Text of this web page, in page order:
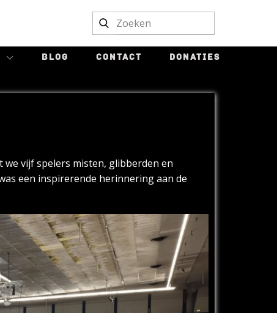
BLOG CONTACT DONATIES
we vijf spelers misten, glibberden en
een inspirerende herinnering aan de